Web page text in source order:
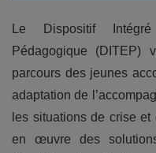
Le Dispositif
Pédagogique
parcours des jeunes
adaptation de
les situations de crise
en œuvre des